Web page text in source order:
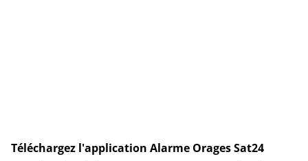
Téléchargez l'application Alarme Orages Sat24